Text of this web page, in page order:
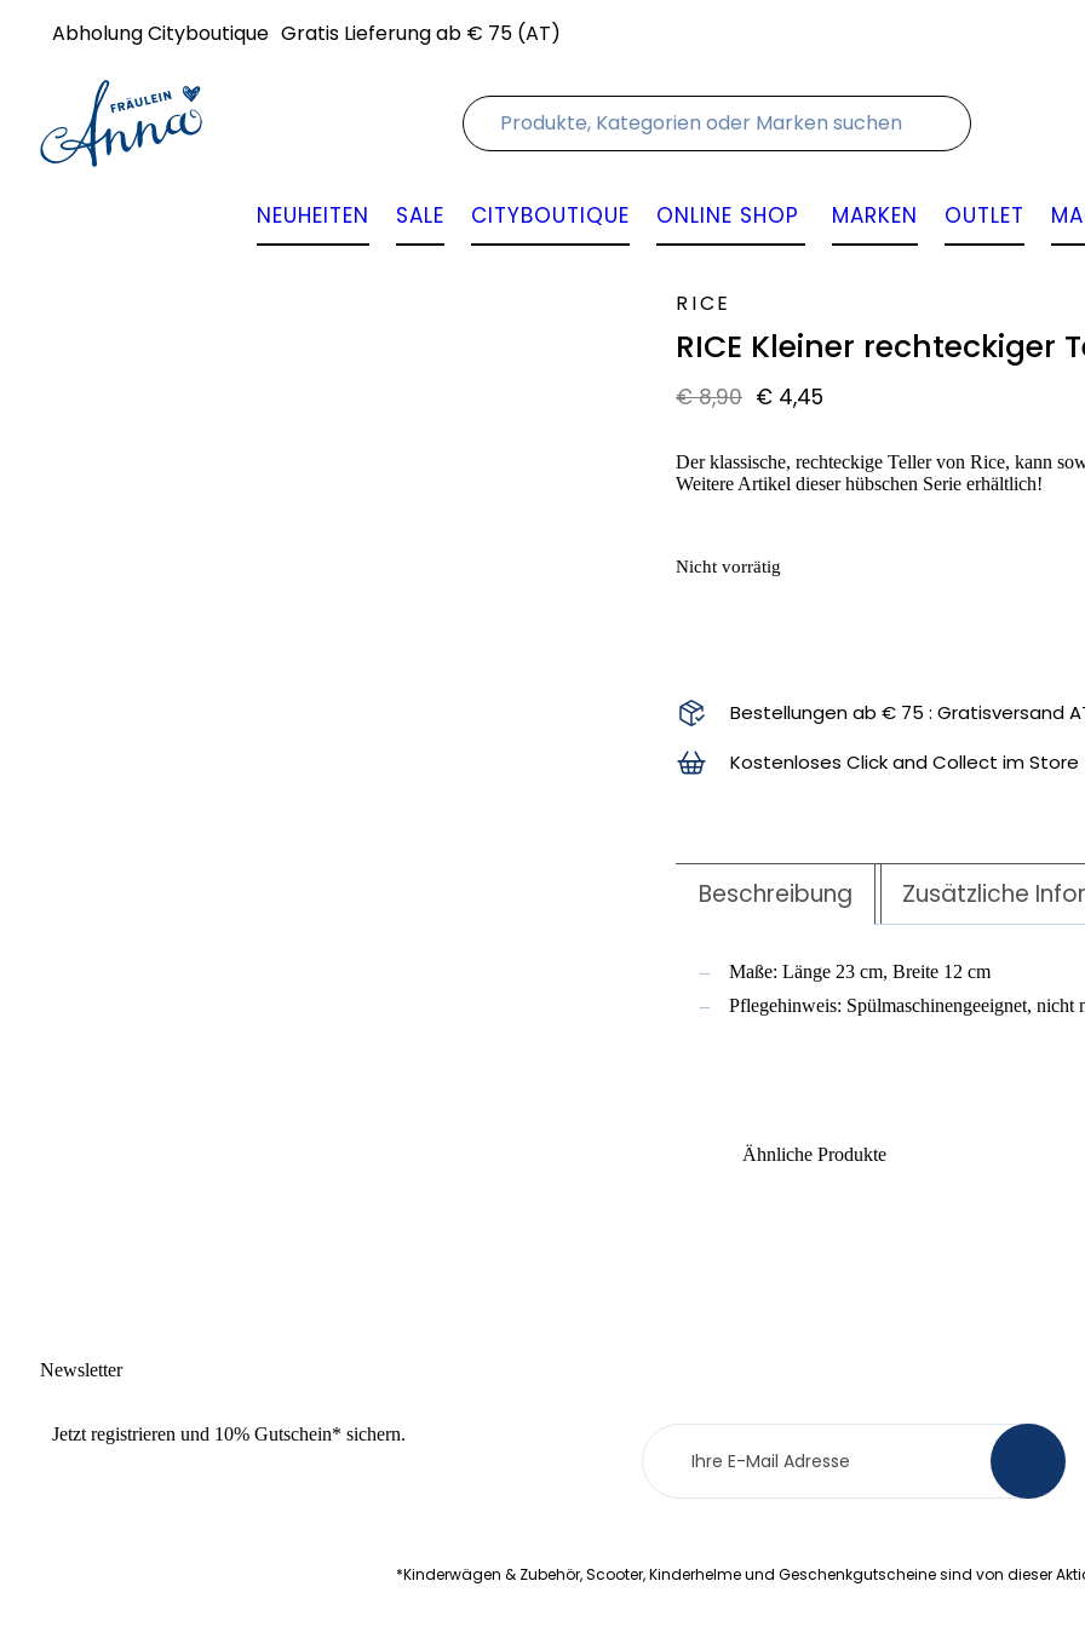
Abholung Cityboutique Gratis Lieferung ab € 75 (AT)
NEUHEITEN SALE CITYBOUTIQUE ONLINE SHOP MARKEN OUTLET
RICE
RICE Kleiner rechteckiger
€8,90 € 4,45
Der klassische, rechteckige Teller von Rice, kann
Weitere Artikel dieser hübschen Serie erhältlich!
Nicht vorrätig
Bestellungen ab € 75 : Gratisversand
Kostenloses Click and Collect im Store
Beschreibung Zusätzliche
Maße: Länge 23 cm, Breite 12 cm
Pflegehinweis: Spülmaschinengeeignet, nicht
Ähnliche Produkte
Newsletter
Jetzt registrieren und 10% Gutschein* sichern.
Newsletter
Anmeldung
*Kinderwägen & Zubehör, Scooter, Kinderhelme und Geschenkgutscheine sind von dieser